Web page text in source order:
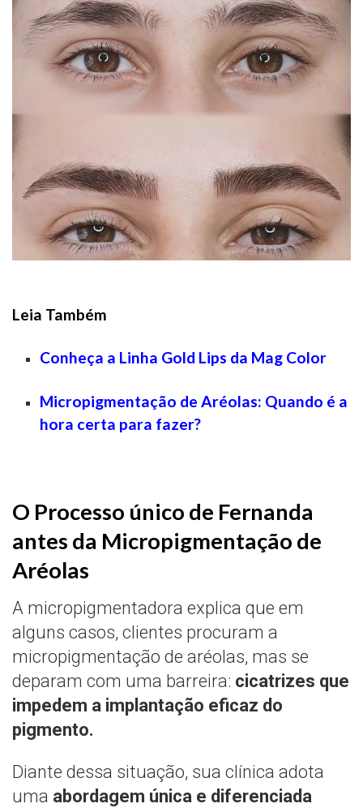
Leia Também
Conheça a Linha Gold Lips da Mag Color
Micropigmentação de Aréolas: Quando é a
hora certa para fazer?
O Processo único de Fernanda
antes da Micropigmentação de
Aréolas
A micropigmentadora explica que em
alguns casos, clientes procuram a
micropigmentação de aréolas, mas se
deparam com uma barreira: cicatrizes que
impedem a implantação eficaz do
pigmento.
Diante dessa situação, sua clínica adota
uma abordagem única e diferenciada